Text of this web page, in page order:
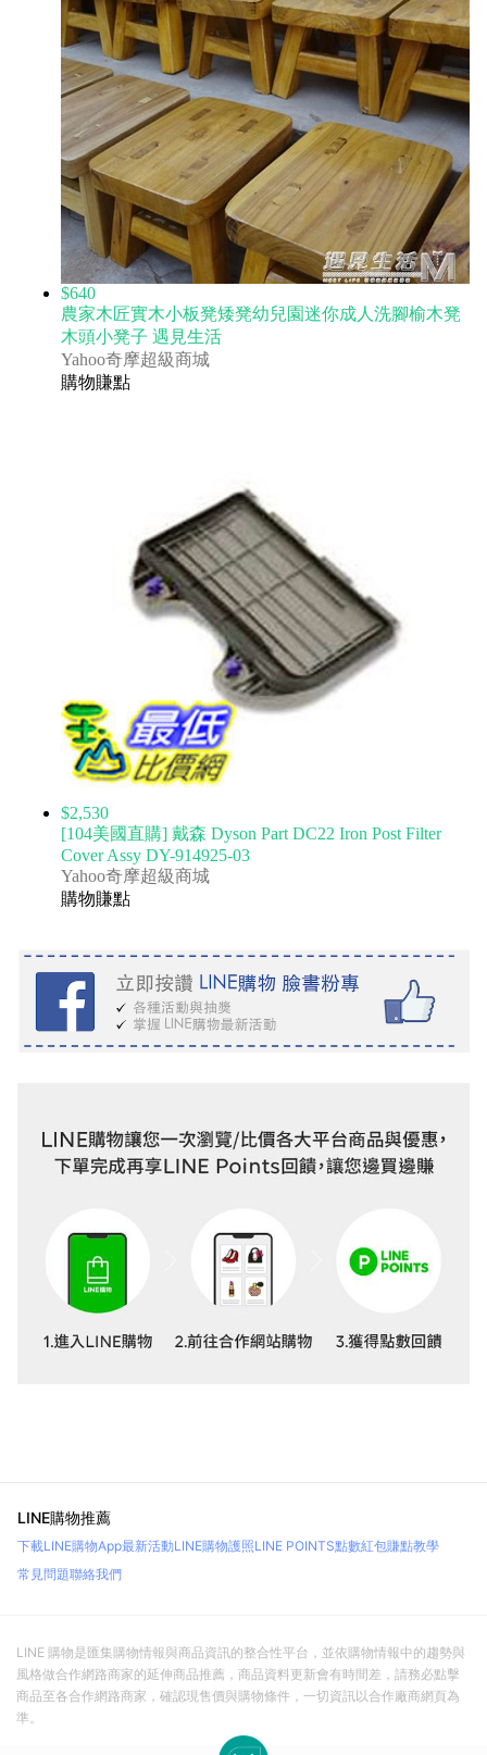
$640
農家木匠實木小板凳矮凳幼兒園迷你成人洗腳榆木凳
木頭小凳子 遇見生活
Yahoo奇摩超級商城
購物賺點
$2,530
[104美國直購] 戴森 Dyson Part DC22 Iron Post Filter
Cover Assy DY-914925-03
Yahoo奇摩超級商城
購物賺點
LINE購物推薦
下載LINE購物App最新活動LINE購物護照LINE POINTS點數紅包賺點教學
常見問題聯絡我們
LINE 購物是匯集購物情報與商品資訊的整合性平台，並依購物情報中的趨勢與
風格做合作網路商家的延伸商品推薦，商品資料更新會有時間差，請務必點擊
商品至各合作網路商家，確認現售價與購物條件，一切資訊以合作廠商網頁為
準。